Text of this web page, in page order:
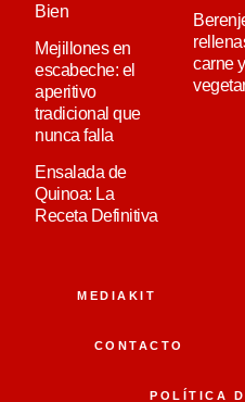
Bien
Mejillones en
escabeche: el
aperitivo
tradicional que
nunca falla
Ensalada de
Quinoa: La
Receta Definitiva
carne y
MEDIAKIT
CONTACTO
POLÍTICA